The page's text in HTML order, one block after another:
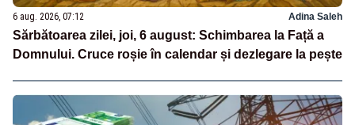
6 aug. 2026, 07:12 Adina Saleh
Sărbătoarea zilei, joi, 6 august: Schimbarea la Față a
Domnului. Cruce roșie în calendar și dezlegare la pește